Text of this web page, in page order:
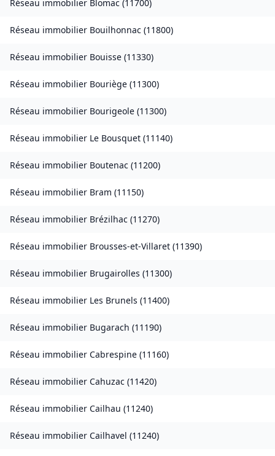
Réseau immobilier Blomac (11700)
Réseau immobilier Bouilhonnac (11800)
Réseau immobilier Bouisse (11330)
Réseau immobilier Bouriège (11300)
Réseau immobilier Bourigeole (11300)
Réseau immobilier Le Bousquet (11140)
Réseau immobilier Boutenac (11200)
Réseau immobilier Bram (11150)
Réseau immobilier Brézilhac (11270)
Réseau immobilier Brousses-et-Villaret (11390)
Réseau immobilier Brugairolles (11300)
Réseau immobilier Les Brunels (11400)
Réseau immobilier Bugarach (11190)
Réseau immobilier Cabrespine (11160)
Réseau immobilier Cahuzac (11420)
Réseau immobilier Cailhau (11240)
Réseau immobilier Cailhavel (11240)